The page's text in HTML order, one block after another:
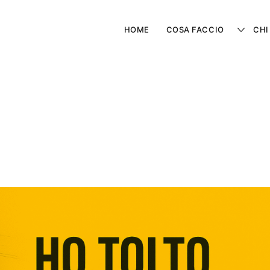
HOME COSA FACCIO CHI